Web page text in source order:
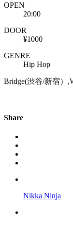
OPEN
20:00
DOOR
¥1000
GENRE
Hip Hop
Bridge(渋谷/新宿）
Share
Nikka Ninja